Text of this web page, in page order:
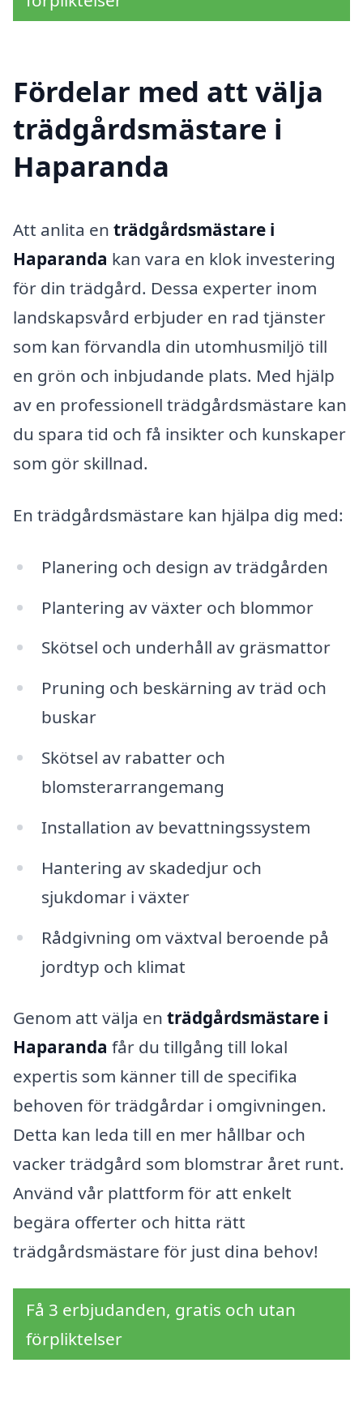
Fördelar med att välja
trädgårdsmästare i
Haparanda
Att anlita en trädgårdsmästare i
Haparanda kan vara en klok investering
för din trädgård. Dessa experter inom
landskapsvård erbjuder en rad tjänster
som kan förvandla din utomhusmiljö till
en grön och inbjudande plats. Med hjälp
av en professionell trädgårdsmästare kan
du spara tid och få insikter och kunskaper
som gör skillnad.
En trädgårdsmästare kan hjälpa dig med:
Planering och design av trädgården
Plantering av växter och blommor
Skötsel och underhåll av gräsmattor
Pruning och beskärning av träd och
buskar
Skötsel av rabatter och
blomsterarrangemang
Installation av bevattningssystem
Hantering av skadedjur och
sjukdomar i växter
Rådgivning om växtval beroende på
jordtyp och klimat
Genom att välja en trädgårdsmästare i
Haparanda får du tillgång till lokal
expertis som känner till de specifika
behoven för trädgårdar i omgivningen.
Detta kan leda till en mer hållbar och
vacker trädgård som blomstrar året runt.
Använd vår plattform för att enkelt
begära offerter och hitta rätt
trädgårdsmästare för just dina behov!
Få 3 erbjudanden, gratis och utan
förpliktelser